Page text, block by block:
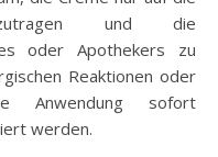
und die
oder Apothekers zu
Reaktionen oder
Anwendung sofort
werden.